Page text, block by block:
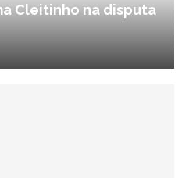
Cleitinho na disputa